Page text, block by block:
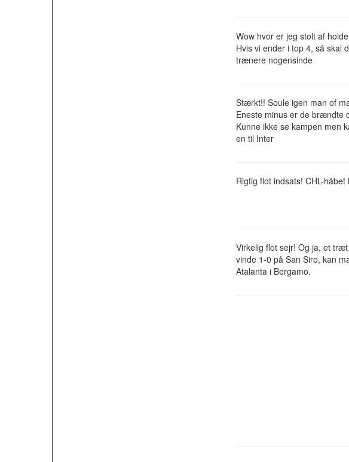
Wow hvor er jeg stolt af
Hvis vi ender i top 4, så skal
trænere nogensinde
Stærkt!! Soule igen man of
Eneste minus er de brændte
Kunne ikke se kampen men
en til Inter
Rigtig flot indsats! CHL-håbet
Virkelig flot sejr! Og ja, et
vinde 1-0 på San Siro, kan
Atalanta i Bergamo.